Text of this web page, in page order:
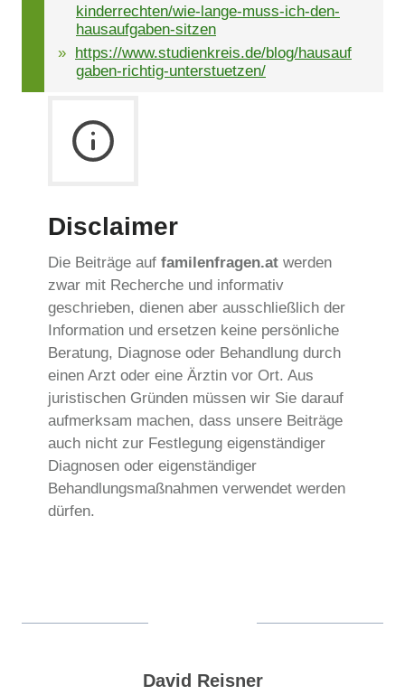
kinderrechten/wie-lange-muss-ich-den-
hausaufgaben-sitzen
https://www.studienkreis.de/blog/hausauf
gaben-richtig-unterstuetzen/
Disclaimer
Die Beiträge auf familenfragen.at werden
zwar mit Recherche und informativ
geschrieben, dienen aber ausschließlich der
Information und ersetzen keine persönliche
Beratung, Diagnose oder Behandlung durch
einen Arzt oder eine Ärztin vor Ort. Aus
juristischen Gründen müssen wir Sie darauf
aufmerksam machen, dass unsere Beiträge
auch nicht zur Festlegung eigenständiger
Diagnosen oder eigenständiger
Behandlungsmaßnahmen verwendet werden
dürfen.
David Reisner